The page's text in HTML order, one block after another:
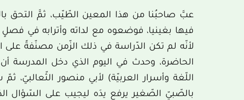
عبَّ صاحبُنا من هذا المعين الطّيّب، ثمَّ التحق
فيها بغينيا، فوضعوه مع لداته وأترابه في
لأنّه لم تكن الدّراسة في ذلك الزّمن مصنّفةً على
الحاضرة، وحدث في اليوم الذي دخل المدرسة
اللّغة وأسرار العربيّة) لأبي منصور الثّعالبيّ،
بالصّبيّ الصّغير يرفع يدَه ليجيب على السّؤال